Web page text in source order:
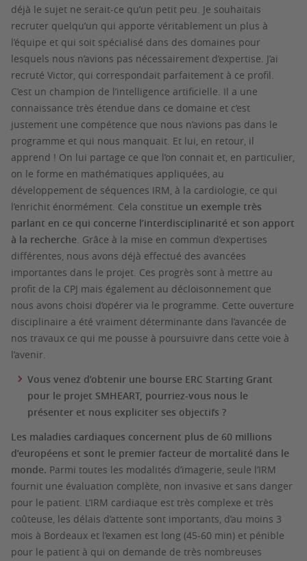
déjà le sujet ne serait-ce qu’un petit peu. Je souhaitais
recruter quelqu’un qui apporte véritablement un plus à
l’équipe et qui soit spécialisé dans des domaines pour
lesquels nous n’avions pas nécessairement d’expertise. J’ai
recruté Victor, qui correspondait parfaitement à ce profil.
C’est un champion de l’intelligence artificielle. Il a une
connaissance très étendue dans ce domaine et c’est
justement une compétence que nous n’avions pas dans le
programme et qui nous manquait. Et lui, en retour, il
apprend ! On lui partage ce que l’on connait et, en particulier,
on le forme en mathématiques appliquées, au
développement de séquences IRM, à la cardiologie, ce qui
l’enrichit énormément. Cela constitue un exemple très
parlant en ce qui concerne l’interdisciplinarité et son apport
à la recherche. Grâce à la mise en commun d’expertises
différentes, nous avons déjà effectué des avancées
importantes dans le projet. Ces progrès sont à mettre au
profit de la CPJ mais également au décloisonnement que
nous avons choisi d’opérer via le programme. Cette ouverture
disciplinaire a été vraiment déterminante dans l’avancée de
nos travaux ce qui me pousse à poursuivre dans cette voie à
l’avenir.
Vous venez d’obtenir une bourse ERC Starting Grant
pour le projet SMHEART, pourriez-vous nous le
présenter et nous expliciter ses objectifs ?
Les maladies cardiaques concernent plus de 60 millions
d’européens et sont le premier facteur de mortalité dans le
monde. Parmi toutes les modalités d’imagerie, seule l’IRM
fournit une évaluation complète, non invasive et sans danger
pour le patient. L’IRM cardiaque est très complexe et très
coûteuse, les délais d’attente sont importants, d’au moins 3
mois à Bordeaux et l’examen est long (45-60 min) et pénible
pour le patient à qui on demande de très nombreuses